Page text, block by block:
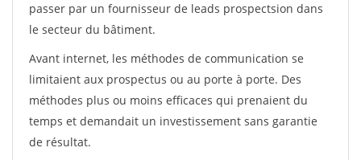
passer par un fournisseur de leads prospectsion dans
le secteur du bâtiment.
Avant internet, les méthodes de communication se
limitaient aux prospectus ou au porte à porte. Des
méthodes plus ou moins efficaces qui prenaient du
temps et demandait un investissement sans garantie
de résultat.